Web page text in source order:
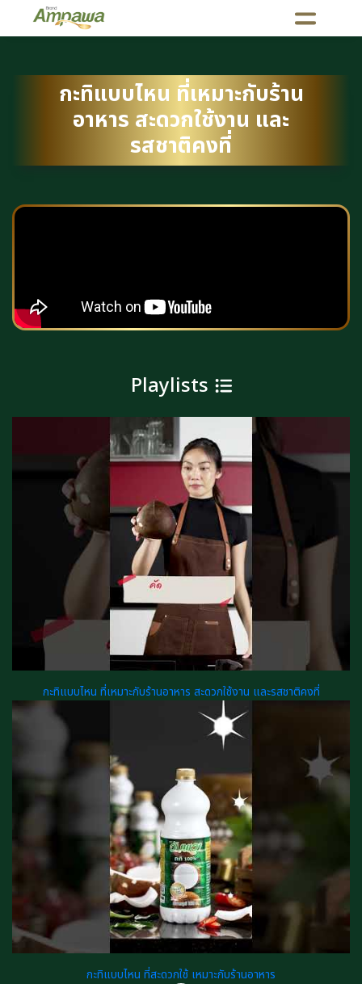
กะทิแบบไหน ที่เหมาะกับร้าน
อาหาร สะดวกใช้งาน และ
รสชาติคงที่
Playlists
กะทิแบบไหน ที่เหมาะกับร้านอาหาร สะดวกใช้งาน และรสชาติคงที่
กะทิแบบไหน ที่สะดวกใช้ เหมาะกับร้านอาหาร